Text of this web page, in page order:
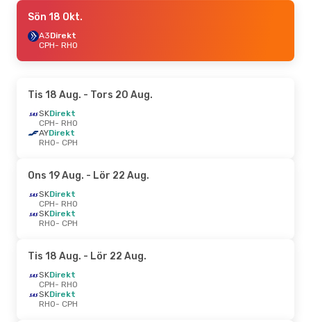
Sön 18 Okt.
A3Direkt
CPH- RHO
Tis 18 Aug. - Tors 20 Aug.
SKDirekt
CPH- RHO
AYDirekt
RHO- CPH
Ons 19 Aug. - Lör 22 Aug.
SKDirekt
CPH- RHO
SKDirekt
RHO- CPH
Tis 18 Aug. - Lör 22 Aug.
SKDirekt
CPH- RHO
SKDirekt
RHO- CPH